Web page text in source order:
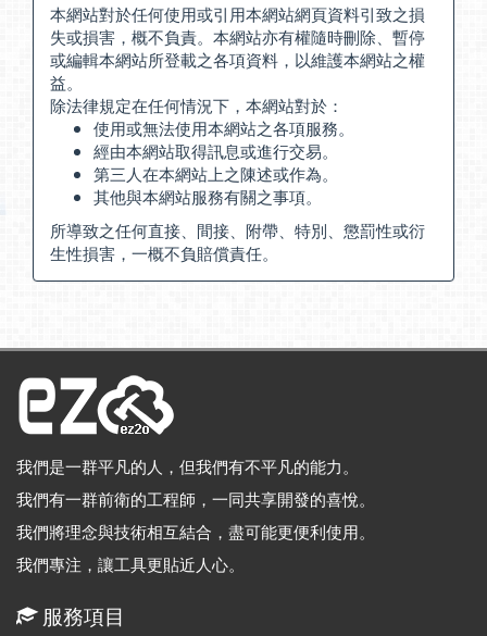
本網站對於任何使用或引用本網站網頁資料引致之損
失或損害，概不負責。本網站亦有權隨時刪除、暫停
或編輯本網站所登載之各項資料，以維護本網站之權
益。
除法律規定在任何情況下，本網站對於：
使用或無法使用本網站之各項服務。
經由本網站取得訊息或進行交易。
第三人在本網站上之陳述或作為。
其他與本網站服務有關之事項。
所導致之任何直接、間接、附帶、特別、懲罰性或衍
生性損害，一概不負賠償責任。
我們是一群平凡的人，但我們有不平凡的能力。
我們有一群前衛的工程師，一同共享開發的喜悅。
我們將理念與技術相互結合，盡可能更便利使用。
我們專注，讓工具更貼近人心。
服務項目